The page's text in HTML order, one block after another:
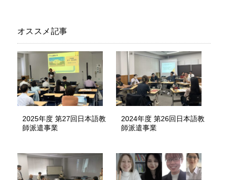
オススメ記事
2025年度 第27回日本語教
師派遣事業
2024年度 第26回日本語教
師派遣事業